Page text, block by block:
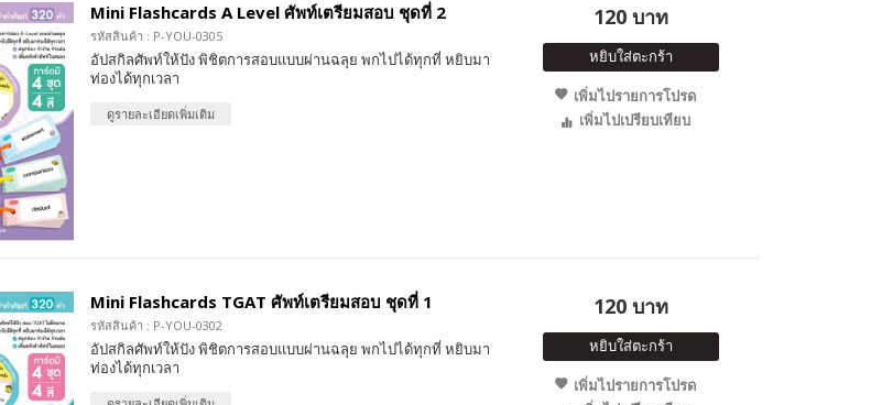
Mini Flashcards A Level ศัพท์เตรียมสอบ ชุดที่ 2
รหัสสินค้า : P-YOU-0305
อัปสกิลศัพท์ให้ปัง พิชิตการสอบแบบผ่านฉลุย พกไปได้ทุกที่ หยิบมา
ท่องได้ทุกเวลา
ดูรายละเอียดเพิ่มเติม
120 บาท
หยิบใส่ตะกร้า
เพิ่มไปรายการโปรด
เพิ่มไปเปรียบเทียบ
Mini Flashcards TGAT ศัพท์เตรียมสอบ ชุดที่ 1
รหัสสินค้า : P-YOU-0302
อัปสกิลศัพท์ให้ปัง พิชิตการสอบแบบผ่านฉลุย พกไปได้ทุกที่ หยิบมา
ท่องได้ทุกเวลา
120 บาท
หยิบใส่ตะกร้า
เพิ่มไปรายการโปรด